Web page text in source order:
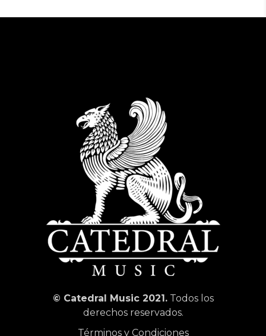
© Catedral Music 2021.Todos los
derechos reservados.
Términos y Condiciones
Política de privacidad/ Aviso legal
Política de cookies